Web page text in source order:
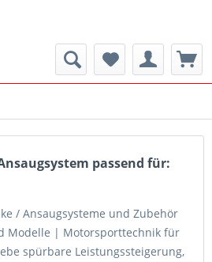
passend für:
/ Ansaugsysteme und Zubehör
Modelle | Motorsporttechnik für
spürbare Leistungssteigerung,